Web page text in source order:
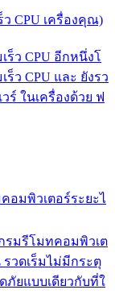
ว CPU เครื่องคุณ)
ร็ว CPU อีกหนึ่งโ
ว CPU และ ยังรว
ร์ ในเครื่องด้วย ฟ
อมพิวเตอร์ระยะไ
รมรีโมทคอมพิวเต
วดเร็มไม่มีกระตุ
ยแบบเดียวกับที่ใ